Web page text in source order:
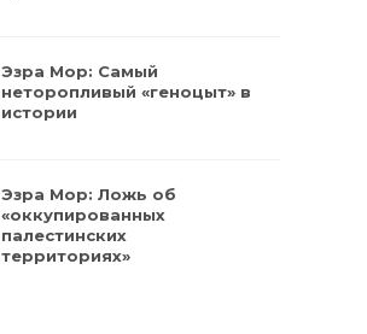
Эзра Мор: Самый
неторопливый «геноцыт» в
истории
Эзра Мор: Ложь об
«оккупированных
палестинских
территориях»